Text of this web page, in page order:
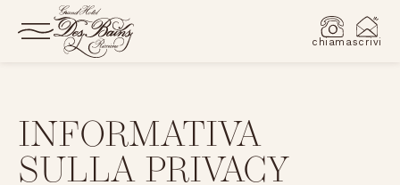
chiamascrivi
INFORMATIVA
SULLA PRIVACY